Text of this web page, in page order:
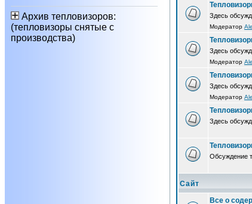
Архив тепловизоров:
(тепловизоры снятые с
производства)
Здесь
Модератор
Здесь
Модератор
Здесь
Модератор
Здесь
Обсуждение
Сайт
Все о